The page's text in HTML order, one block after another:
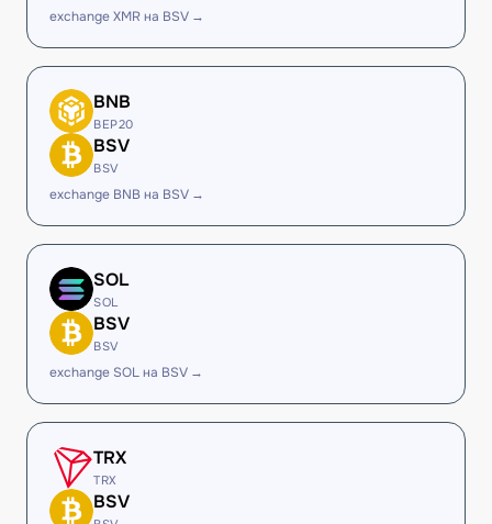
exchange XMR на BSV →
BNB
BEP20
BSV
BSV
exchange BNB на BSV →
SOL
SOL
BSV
BSV
exchange SOL на BSV →
TRX
TRX
BSV